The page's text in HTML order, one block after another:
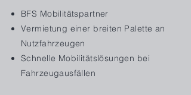
BFS Mobilitätspartner
Vermietung einer breiten Palette an
Nutzfahrzeugen
Schnelle Mobilitätslösungen bei
Fahrzeugausfällen